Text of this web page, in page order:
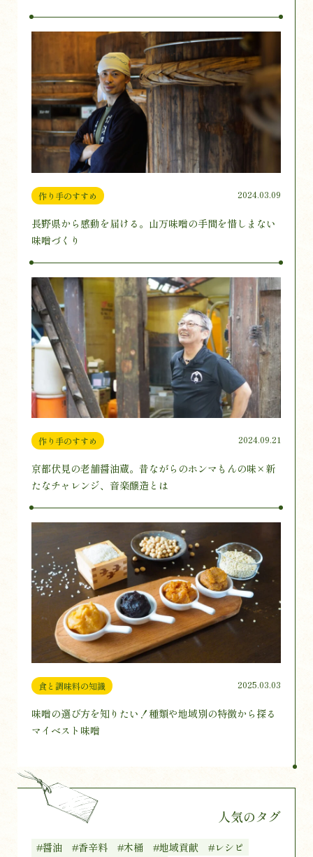
作り手のすすめ 2024.03.09
長野県から感動を届ける。山万味噌の手間を惜しまない
味噌づくり
作り手のすすめ 2024.09.21
京都伏見の老舗醤油蔵。昔ながらのホンマもんの味×新
たなチャレンジ、音楽醸造とは
食と調味料の知識 2025.03.03
味噌の選び方を知りたい！種類や地域別の特徴から探る
マイベスト味噌
人気のタグ
#醤油 #香辛料 #木桶 #地域貢献
#レシピ